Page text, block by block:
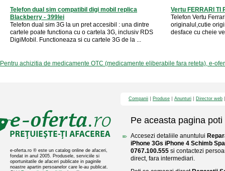
Telefon dual sim compatibil digi mobil replica
Blackberry - 399lei
Telefon dual sim 3G la un pret accesibil : una dintre
cartele poate functiona cu o cartela 3G, inclusiv RDS
DigiMobil. Functioneaza si cu cartele 3G de la ...
Vertu FERRARI TI
Telefon Vertu
originalul,cutie
desface cu cheie
Pentru achizitia de medicamente OTC (medicamente eliberabile fara reteta), e-
e-oferta.ro ® este un catalog online de afaceri,
fondat in anul 2005. Produsele, serviciile si
oportunitatile de afaceri publicate in paginile
noastre apartin persoanelor care le-au publicat.
Companii Produse Anunturi Director web
Pe aceasta pagina poti
Accesezi detaliile anuntului
iPhone 3Gs iPhone 4 Schimb
0767.100.555 si contactezi
direct, fara intermediari.